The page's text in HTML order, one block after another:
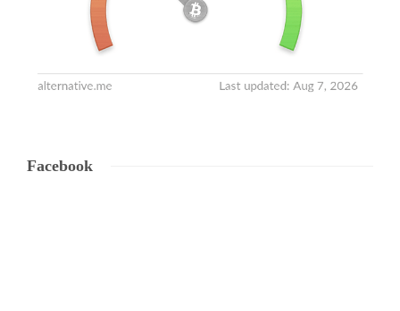
Facebook